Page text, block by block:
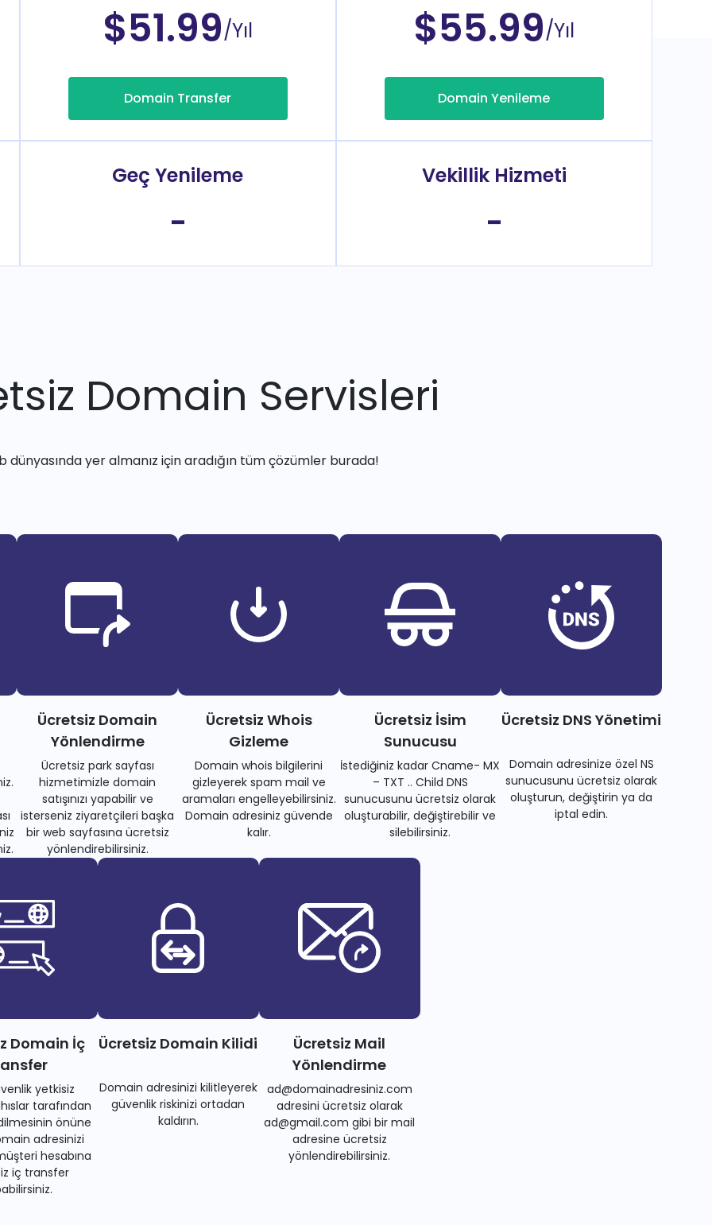
$51.99/Yıl
Domain Transfer
$55.99/Yıl
Domain Yenileme
Geç Yenileme
-
Vekillik Hizmeti
-
Domain Servisleri
dünyasında yer almanız için aradığın tüm çözümler burada!
Ücretsiz Domain
Yönlendirme
Ücretsiz park sayfası
hizmetimizle domain
satışınızı yapabilir ve
isterseniz ziyaretçileri başka
bir web sayfasına ücretsiz
yönlendirebilirsiniz.
Ücretsiz Whois
Gizleme
Domain whois bilgilerini
gizleyerek spam mail ve
aramaları engelleyebilirsiniz.
Domain adresiniz güvende
kalır.
Ücretsiz İsim
Sunucusu
İstediğiniz kadar Cname- MX
– TXT .. Child DNS
sunucusunu ücretsiz olarak
oluşturabilir, değiştirebilir ve
silebilirsiniz.
Ücretsiz DNS Yönetimi
Domain adresinize özel NS
sunucusunu ücretsiz olarak
oluşturun, değiştirin ya da
iptal edin.
Domain İç
yetkisiz
tarafından
önüne
adresinizi
hesabına
iç transfer
Ücretsiz Domain Kilidi
Domain adresinizi kilitleyerek
güvenlik riskinizi ortadan
kaldırın.
Ücretsiz Mail
Yönlendirme
ad@domainadresiniz.com
adresini ücretsiz olarak
ad@gmail.com gibi bir mail
adresine ücretsiz
yönlendirebilirsiniz.